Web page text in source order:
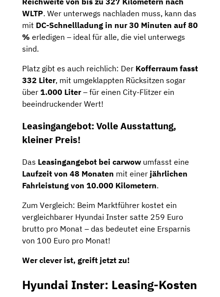
WLTP. Wer unterwegs nachladen muss, kann das
mit DC-Schnellladung in nur 30 Minuten auf 80
% erledigen – ideal für alle, die viel unterwegs
sind.
Platz gibt es auch reichlich: Der Kofferraum fasst
332 Liter, mit umgeklappten Rücksitzen sogar
über 1.000 Liter– für einen City-Flitzer ein
beeindruckender Wert!
Leasingangebot: Volle Ausstattung,
kleiner Preis!
Das Leasingangebot bei carwow umfasst eine
Laufzeit von 48 Monaten mit einer jährlichen
Fahrleistung von 10.000 Kilometern.
Zum Vergleich: Beim Marktführer kostet ein
vergleichbarer Hyundai Inster satte 259 Euro
brutto pro Monat – das bedeutet eine Ersparnis
von 100 Euro pro Monat!
Wer clever ist, greift jetzt zu!
Hyundai Inster: Leasing-Kosten